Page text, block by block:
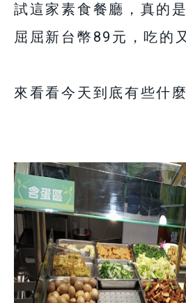
試這家素食餐廳，真的
屈屈新台幣89元，吃的
來看看今天到底有些什